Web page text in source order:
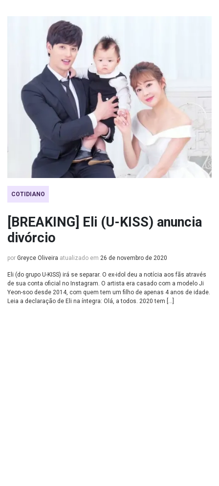
COTIDIANO
[BREAKING] Eli (U-KISS) anuncia
divórcio
por Greyce Oliveira atualizado em 26 de novembro de 2020
Eli (do grupo U-KISS) irá se separar. O ex-idol deu a notícia aos fãs através
de sua conta oficial no Instagram. O artista era casado com a modelo Ji
Yeon-soo desde 2014, com quem tem um filho de apenas 4 anos de idade.
Leia a declaração de Eli na íntegra: Olá, a todos. 2020 tem […]